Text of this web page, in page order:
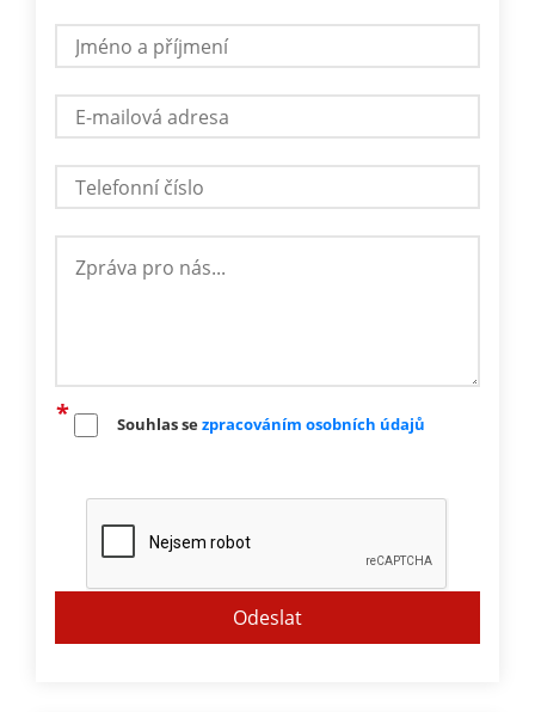
Souhlas se zpracováním osobních údajů